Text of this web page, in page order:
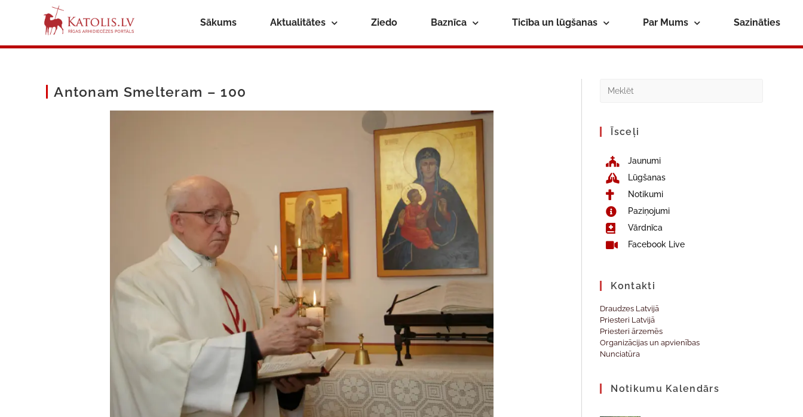
Sākums Aktualitātes Ziedo Baznīca Ticība un lūgšanas Par Mums Sazināties
Antonam Smelteram – 100
Īsceļi
Jaunumi
Lūgšanas
Notikumi
Paziņojumi
Vārdnīca
Facebook Live
Kontakti
Draudzes Latvijā
Priesteri Latvijā
Priesteri ārzemēs
Organizācijas un apvienības
Nunciatūra
Notikumu Kalendārs